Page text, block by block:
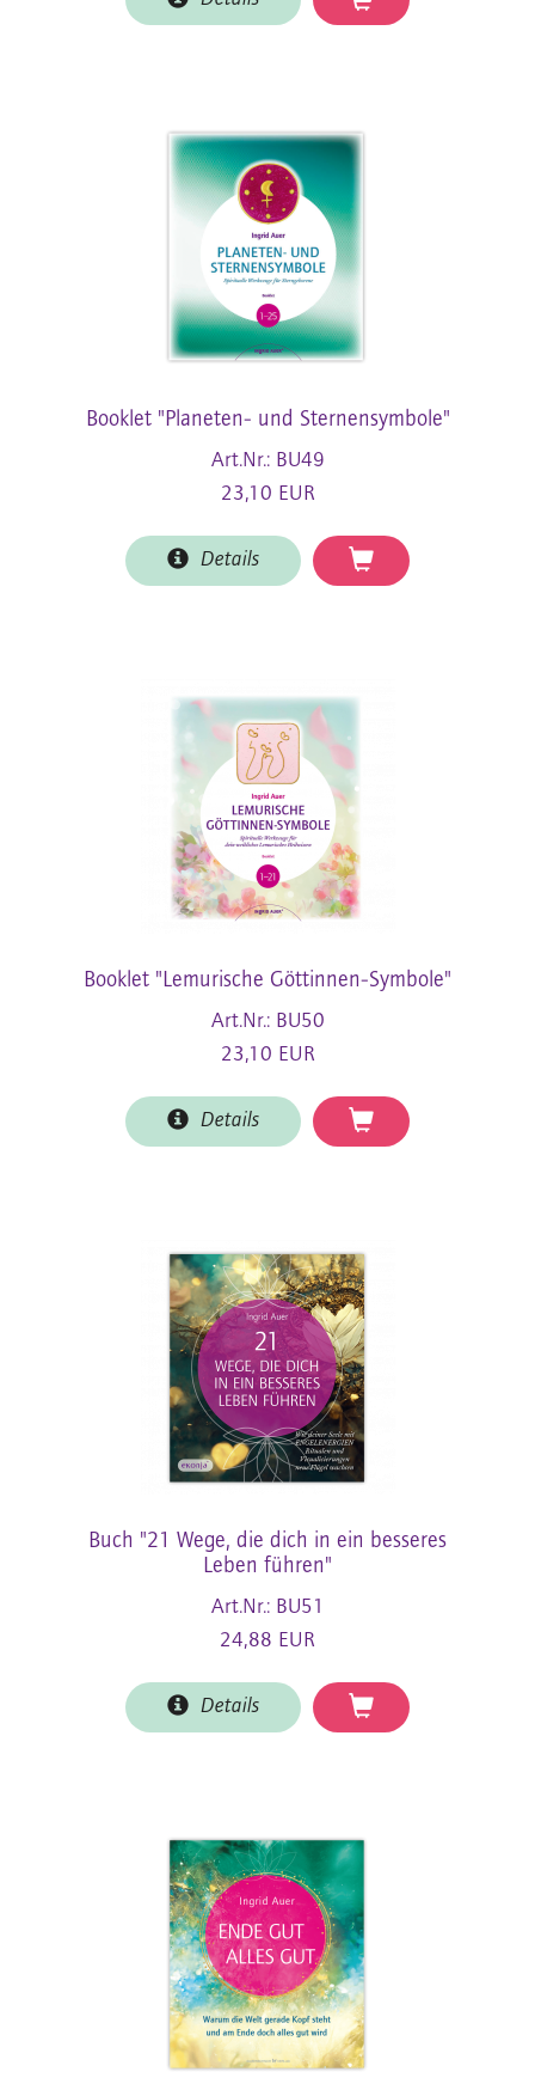
Booklet "Planeten- und Sternensymbole"
Art.Nr.: BU49
23,10 EUR
Details
Booklet "Lemurische Göttinnen-Symbole"
Art.Nr.: BU50
23,10 EUR
Details
Buch "21 Wege, die dich in ein besseres
Leben führen"
Art.Nr.: BU51
24,88 EUR
Details